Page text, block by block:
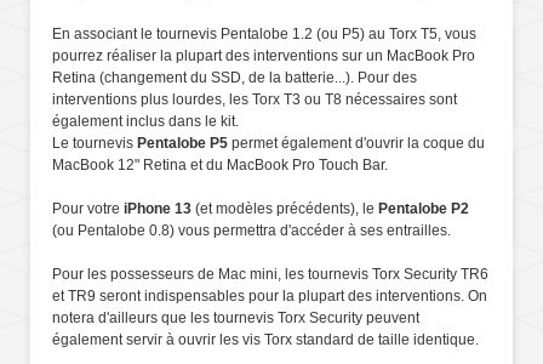
En associant le tournevis Pentalobe 1.2 (ou P5) au Torx T5, vous
pourrez réaliser la plupart des interventions sur un MacBook Pro
Retina (changement du SSD, de la batterie...). Pour des
interventions plus lourdes, les Torx T3 ou T8 nécessaires sont
également inclus dans le kit.
Le tournevis Pentalobe P5 permet également d'ouvrir la coque du
MacBook 12" Retina et du MacBook Pro Touch Bar.
Pour votre iPhone 13 (et modèles précédents), le Pentalobe P2
(ou Pentalobe 0.8) vous permettra d'accéder à ses entrailles.
Pour les possesseurs de Mac mini, les tournevis Torx Security TR6
et TR9 seront indispensables pour la plupart des interventions. On
notera d'ailleurs que les tournevis Torx Security peuvent
également servir à ouvrir les vis Torx standard de taille identique.